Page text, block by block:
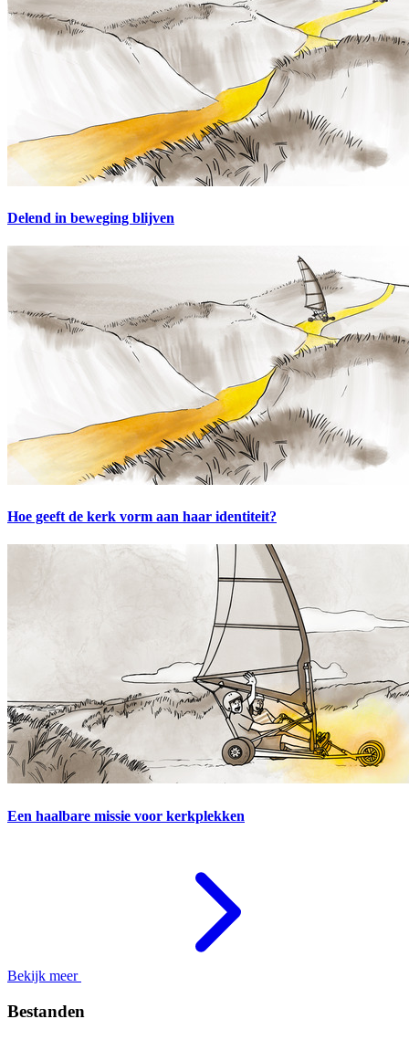
Delend in beweging blijven
Hoe geeft de kerk vorm aan haar identiteit?
Een haalbare missie voor kerkplekken
Bekijk meer
Bestanden